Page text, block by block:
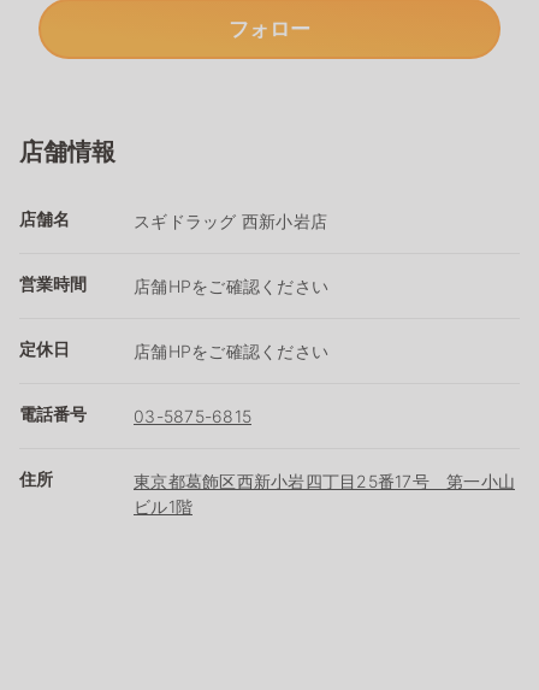
フォロー
店舗情報
店舗名 スギドラッグ 西新小岩店
営業時間 店舗HPをご確認ください
定休日 店舗HPをご確認ください
電話番号 03-5875-6815
住所
東京都葛飾区西新小岩四丁目25番17号 第一小山
ビル1階